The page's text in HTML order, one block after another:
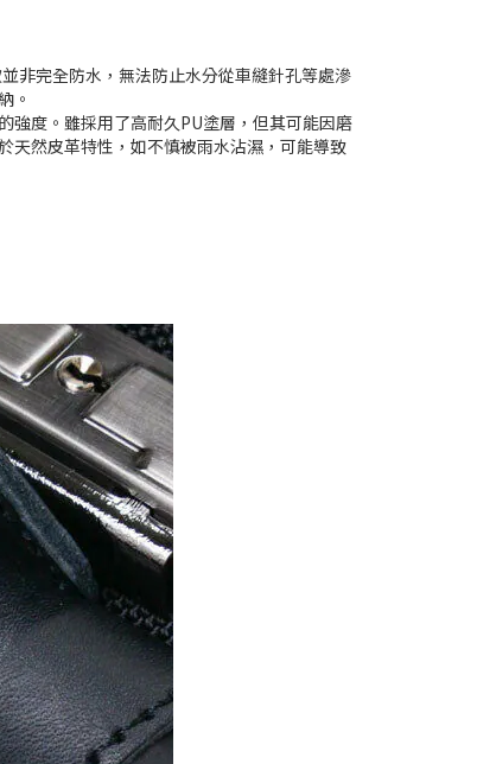
非完全防水，無法防止水分從車縫針孔等處滲
。
強度。雖採用了高耐久PU塗層，但其可能因磨
天然皮革特性，如不慎被雨水沾濕，可能導致